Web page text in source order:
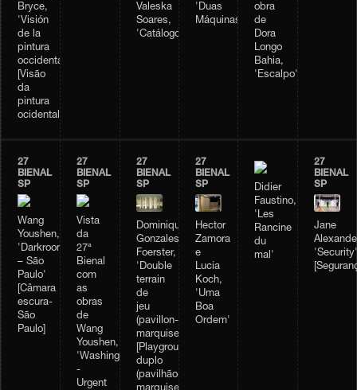
Bryce,
'Visión
de la
pintura
occidental'
[Visão
da
pintura
ocidental]
Valeska
Soares,
'Catálogo'
'Duas
Máquinas'
obra
de
Dora
Longo
Bahia,
'Escalpo'
27
BIENAL
SP
Wang
Youshen,
'Darkroom
– São
Paulo'
[Câmara
escura-
São
Paulo]
27
BIENAL
SP
Vista
da
27ª
Bienal
com
as
obras
de
Wang
Youshen,
'Washing
-
Urgent
27
BIENAL
SP
Dominique
Gonzales-
Foerster,
'Double
terrain
de
jeu
(pavillon-
marquise)'
[Playground
duplo
(pavilhão-
27
BIENAL
SP
Hector
Zamora
e
Lucia
Koch,
'Uma
Boa
Ordem'
Didier
Faustino,
'Les
Rancine
du
mal'
27
BIENAL
SP
Jane
'Security'